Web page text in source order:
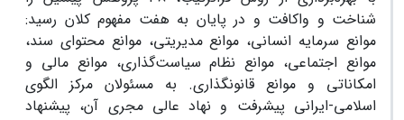
شناخت و واکافت و در پایان به هفت مفهوم کلان رسید:
موانع سرمایه انسانی، موانع مدیریتی، موانع محتوای سند،
موانع اجتماعی، موانع نظام سیاست‌گذاری، موانع مالی و
امکاناتی و موانع قانونگذاری. به مسئولان مرکز الگوی
اسلامی-ایرانی پیشرفت و نهاد عالی مجری آن، پیشنهاد